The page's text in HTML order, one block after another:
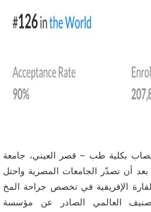
بكلية طب – قصر العيني، جامعة
بعد أن تصدّر الجامعات المصرية واحتل
الإفريقية في تخصص جراحة المخ
العالمي الصادر عن مؤسسة